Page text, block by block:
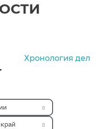
Хронология дел